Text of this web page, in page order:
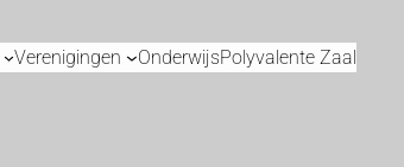
Verenigingen OnderwijsPolyvalente Zaal